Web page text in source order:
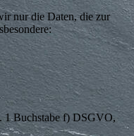
nur die Daten, die zur
1 Buchstabe f) DSGVO,